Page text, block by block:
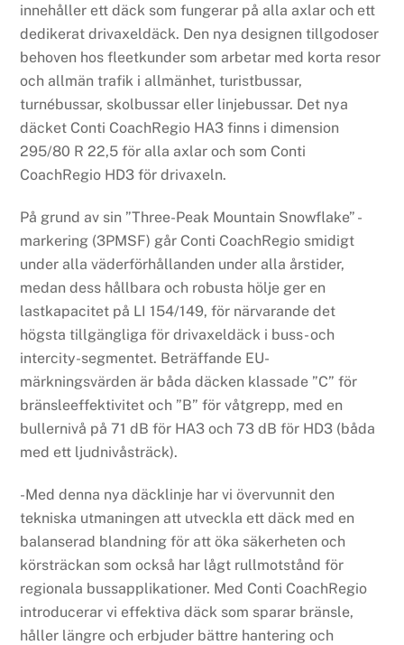
innehåller ett däck som fungerar på alla axlar och ett
dedikerat drivaxeldäck. Den nya designen tillgodoser
behoven hos fleetkunder som arbetar med korta resor
och allmän trafik i allmänhet, turistbussar,
turnébussar, skolbussar eller linjebussar. Det nya
däcket Conti CoachRegio HA3 finns i dimension
295/80 R 22,5 för alla axlar och som Conti
CoachRegio HD3 för drivaxeln.
På grund av sin ”Three-Peak Mountain Snowflake” -
markering (3PMSF) går Conti CoachRegio smidigt
under alla väderförhållanden under alla årstider,
medan dess hållbara och robusta hölje ger en
lastkapacitet på LI 154/149, för närvarande det
högsta tillgängliga för drivaxeldäck i buss- och
intercity-segmentet. Beträffande EU-
märkningsvärden är båda däcken klassade ”C” för
bränsleeffektivitet och ”B” för våtgrepp, med en
bullernivå på 71 dB för HA3 och 73 dB för HD3 (båda
med ett ljudnivåsträck).
-Med denna nya däcklinje har vi övervunnit den
tekniska utmaningen att utveckla ett däck med en
balanserad blandning för att öka säkerheten och
körsträckan som också har lågt rullmotstånd för
regionala bussapplikationer. Med Conti CoachRegio
introducerar vi effektiva däck som sparar bränsle,
håller längre och erbjuder bättre hantering och